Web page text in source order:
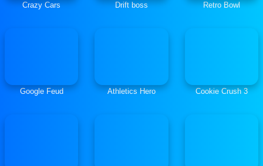
Crazy Cars Drift boss Retro Bowl
Google Feud Athletics Hero Cookie Crush 3